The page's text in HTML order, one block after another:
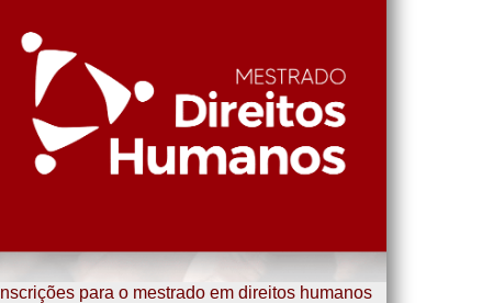
Inscrições para o mestrado em direitos humanos